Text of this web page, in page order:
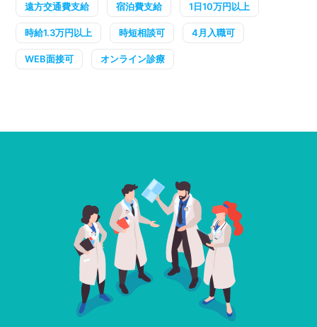
遠方交通費支給 宿泊費支給 1日10万円以上
時給1.3万円以上 時短相談可 4月入職可
WEB面接可 オンライン診療